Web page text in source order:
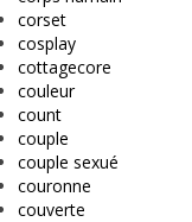
corset
cosplay
cottagecore
couleur
count
couple
couple sexué
couronne
couverte